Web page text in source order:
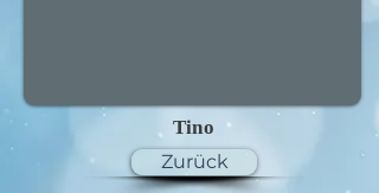
Tino
Zurück